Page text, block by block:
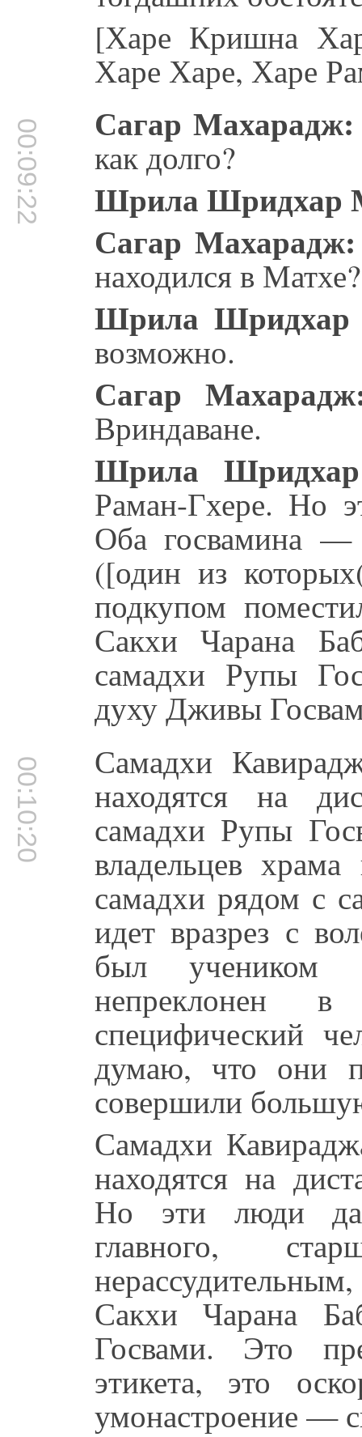
[Харе Кришна
Харе Харе, Харе
00:09:22 Сагар Махарадж:
как долго?
Шрила Шридхар
Сагар Махарадж:
находился в
Шрила Шридхар
возможно.
Сагар
Вриндаване.
Шрила
Раман-Гхере. Но
Оба госвамина —
([один из
подкупом
Сакхи Чарана
самадхи Рупы
духу Дживы
00:10:20 Самадхи
находятся на
самадхи Рупы
владельцев
самадхи рядом с
идет вразрез с
был
специфический
думаю, что они
совершили
Самадхи
находятся на
Но эти люди
главного,
Сакхи Чарана
Госвами. Это
этикета, это
умонастроение —